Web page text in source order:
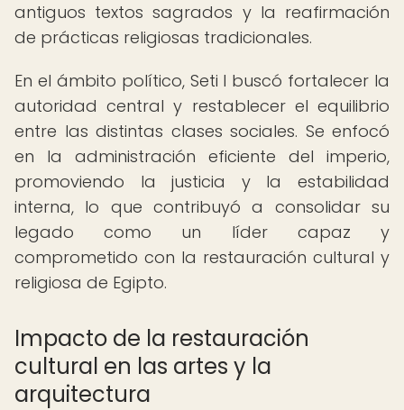
antiguos textos sagrados y la reafirmación
de prácticas religiosas tradicionales.
En el ámbito político, Seti I buscó fortalecer la
autoridad central y restablecer el equilibrio
entre las distintas clases sociales. Se enfocó
en la administración eficiente del imperio,
promoviendo la justicia y la estabilidad
interna, lo que contribuyó a consolidar su
legado como un líder capaz y
comprometido con la restauración cultural y
religiosa de Egipto.
Impacto de la restauración
cultural en las artes y la
arquitectura